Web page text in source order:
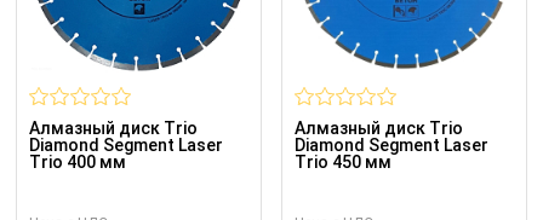
Алмазный диск Trio
Diamond Segment Laser
Trio 400 мм
Алмазный диск Trio
Diamond Segment Laser
Trio 450 мм